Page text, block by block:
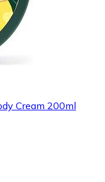
Cream 200ml